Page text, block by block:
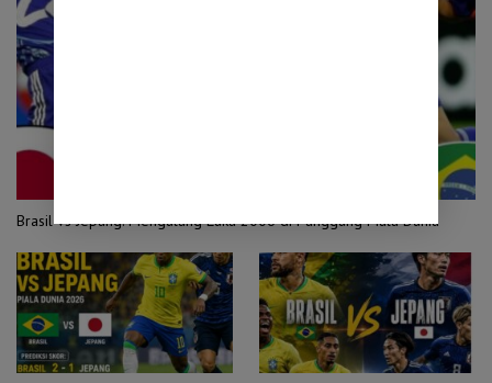
Brasil vs Jepang: Mengulang Luka 2006 di Panggung Piala Dunia